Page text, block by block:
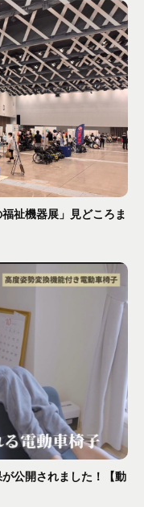
祉機器展」見どころま
が公開されました！【動